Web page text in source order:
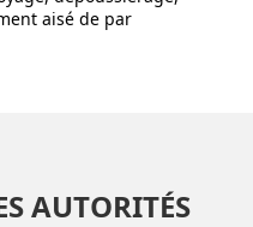
aisé de par
AUTORITÉS